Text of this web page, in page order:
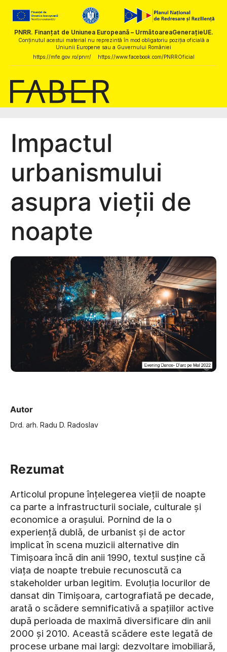
PNRR. Finanțat de Uniunea Europeană – UrmătoareaGenerațieUE.
Conținutul acestui material nu reprezintă în mod obligatoriu poziția oficială a
Uniunii Europene sau a Guvernului României
https://mfe.gov.ro/pnrr/
https://www.facebook.com/PNRROficial
Impactul
urbanismului
asupra vieții de
noapte
Autor
Drd. arh. Radu D. Radoslav
Rezumat
Articolul propune înțelegerea vieții de noapte
ca parte a infrastructurii sociale, culturale și
economice a orașului. Pornind de la o
experiență dublă, de urbanist și de actor
implicat în scena muzicii alternative din
Timișoara încă din anii 1990, textul susține că
viața de noapte trebuie recunoscută ca
stakeholder urban legitim. Evoluția locurilor de
dansat din Timișoara, cartografiată pe decade,
arată o scădere semnificativă a spațiilor active
după perioada de maximă diversificare din anii
2000 și 2010. Această scădere este legată de
procese urbane mai largi: dezvoltare imobiliară,